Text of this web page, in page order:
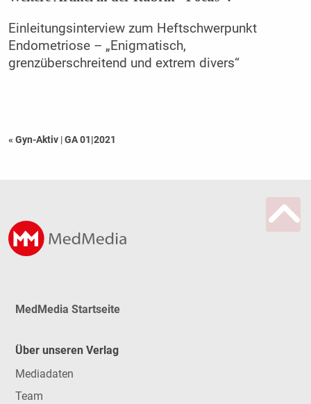
Einleitungsinterview zum Heftschwerpunkt
Endometriose – „Enigmatisch,
grenzüberschreitend und extrem divers“
« Gyn-Aktiv |GA 01|2021
MedMedia Startseite
Über unseren Verlag
Mediadaten
Team